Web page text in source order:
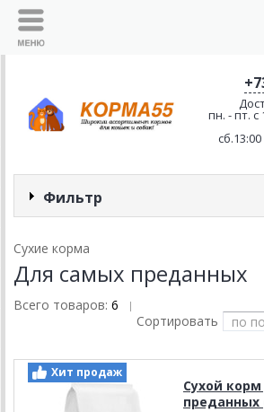
пн. - пт. с
Фильтр
Сухие корма
Для самых преданных
Всего товаров: 6 |
Сортировать
Хит продаж
Сухой
преданных